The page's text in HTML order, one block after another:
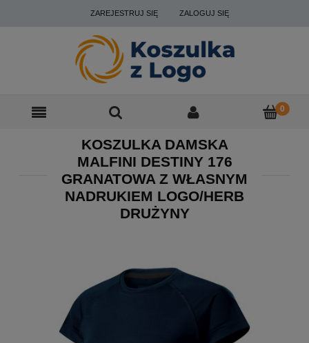
ZAREJESTRUJ SIĘ ZALOGUJ SIĘ
KOSZULKA DAMSKA
MALFINI DESTINY 176
GRANATOWA Z WŁASNYM
NADRUKIEM LOGO/HERB
DRUŻYNY